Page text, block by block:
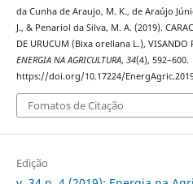
da Cunha de Araujo, M. K., de Araújo
J., & Penariol da Silva, M. A. (2019).
DE URUCUM (Bixa orellana L.), VISANDO
ENERGIA NA AGRICULTURA, 34(4), 592–600.
https://doi.org/10.17224/
Fomatos de Citação
Edição